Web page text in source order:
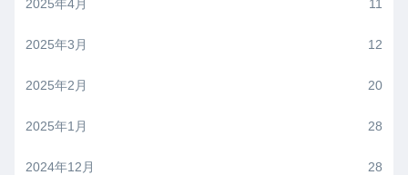
2025年4月 11
2025年3月 12
2025年2月 20
2025年1月 28
2024年12月 28